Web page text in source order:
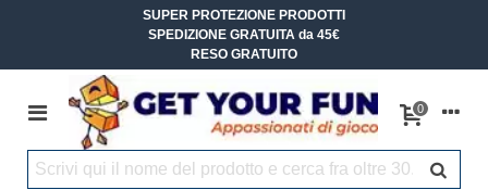
SUPER PROTEZIONE PRODOTTI
SPEDIZIONE GRATUITA da 45€
RESO GRATUITO
0